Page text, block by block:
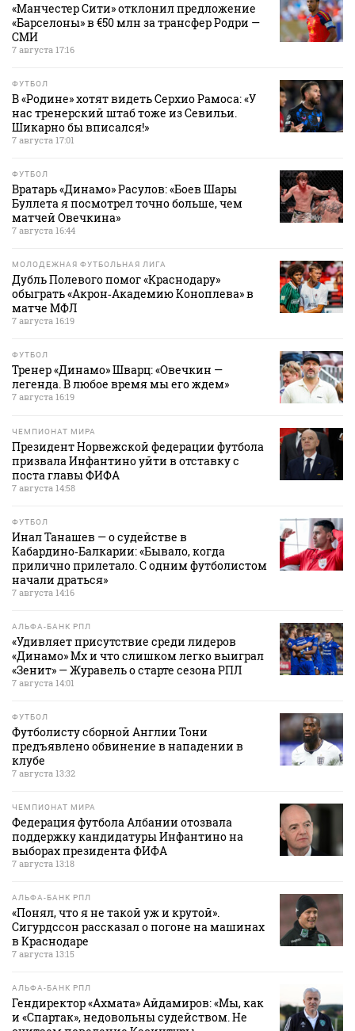
«Манчестер Сити» отклонил предложение
«Барселоны» в €50 млн за трансфер Родри —
СМИ
7 августа 17:16
ФУТБОЛ
В «Родине» хотят видеть Серхио Рамоса: «У
нас тренерский штаб тоже из Севильи.
Шикарно бы вписался!»
7 августа 17:01
ФУТБОЛ
Вратарь «Динамо» Расулов: «Боев Шары
Буллета я посмотрел точно больше, чем
матчей Овечкина»
7 августа 16:44
МОЛОДЕЖНАЯ ФУТБОЛЬНАЯ ЛИГА
Дубль Полевого помог «Краснодару»
обыграть «Акрон‑Академию Коноплева» в
матче МФЛ
7 августа 16:19
ФУТБОЛ
Тренер «Динамо» Шварц: «Овечкин —
легенда. В любое время мы его ждем»
7 августа 16:19
ЧЕМПИОНАТ МИРА
Президент Норвежской федерации футбола
призвала Инфантино уйти в отставку с
поста главы ФИФА
7 августа 14:58
ФУТБОЛ
Инал Танашев — о судействе в
Кабардино‑Балкарии: «Бывало, когда
прилично прилетало. С одним футболистом
начали драться»
7 августа 14:16
АЛЬФА-БАНК РПЛ
«Удивляет присутствие среди лидеров
«Динамо» Мх и что слишком легко выиграл
«Зенит» — Журавель о старте сезона РПЛ
7 августа 14:01
ФУТБОЛ
Футболисту сборной Англии Тони
предъявлено обвинение в нападении в
клубе
7 августа 13:32
ЧЕМПИОНАТ МИРА
Федерация футбола Албании отозвала
поддержку кандидатуры Инфантино на
выборах президента ФИФА
7 августа 13:18
АЛЬФА-БАНК РПЛ
«Понял, что я не такой уж и крутой».
Сигурдссон рассказал о погоне на машинах
в Краснодаре
7 августа 13:15
АЛЬФА-БАНК РПЛ
Гендиректор «Ахмата» Айдамиров: «Мы, как
и «Спартак», недовольны судейством. Не